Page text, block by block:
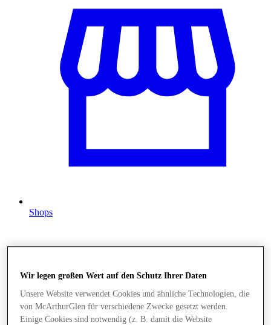
Shops
Wir legen großen Wert auf den Schutz Ihrer Daten
Unsere Website verwendet Cookies und ähnliche Technologien, die
von McArthurGlen für verschiedene Zwecke gesetzt werden.
Einige Cookies sind notwendig (z. B. damit die Website